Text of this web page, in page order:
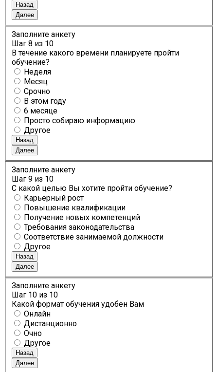
Назад
Далее
Заполните анкету
Шаг 8 из 10
В течение какого времени планируете пройти
обучение?
Неделя
Месяц
Срочно
В этом году
6 месяце
Просто собираю информацию
Другое
Назад
Далее
Заполните анкету
Шаг 9 из 10
С какой целью Вы хотите пройти обучение?
Карьерный рост
Повышение квалификации
Получение новых компетенций
Требования законодательства
Соответствие занимаемой должности
Другое
Назад
Далее
Заполните анкету
Шаг 10 из 10
Какой формат обучения удобен Вам
Онлайн
Дистанционно
Очно
Другое
Назад
Далее